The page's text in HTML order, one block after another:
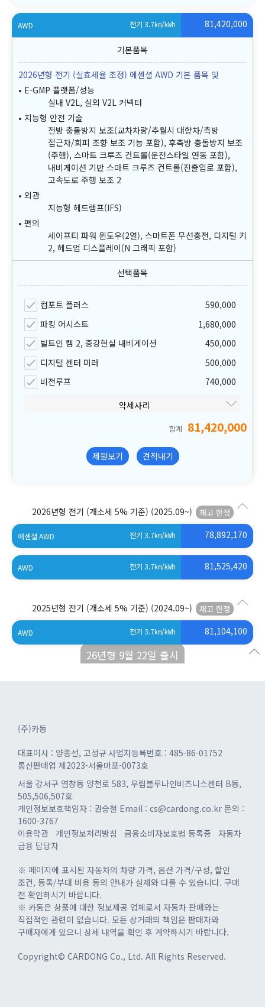
26년형 9월 22일 출시
AWD 전기 3.7㎞/㎾h 81,420,000
2026년형 전기 (실효세율 조정) 에센셜 AWD 기본 품목 및
E-GMP 플랫폼/성능
실내 V2L, 실외 V2L 커넥터
지능형 안전 기술
전방 충돌방지 보조(교차차량/추월시 대향차/측방
접근차/회피 조향 보조 기능 포함), 후측방 충돌방지 보조
(주행), 스마트 크루즈 컨트롤(운전스타일 연동 포함),
내비게이션 기반 스마트 크루즈 컨트롤(진출입로 포함),
고속도로 주행 보조 2
외관
지능형 헤드램프(IFS)
편의
세이프티 파워 윈도우(2열), 스마트폰 무선충전, 디지털 키
2, 헤드업 디스플레이(N 그래픽 포함)
컴포트 플러스
590,000
파킹 어시스트
1,680,000
빌트인 캠 2, 증강현실 내비게이션
450,000
디지털 센터 미러
500,000
비전루프
740,000
악세사리
합계 81,420,000
제원보기 견적내기
2026년형 전기 (개소세 5% 기준) (2025.09~)
에센셜 AWD 전기 3.7㎞/㎾h 78,892,170
AWD 전기 3.7㎞/㎾h 81,525,420
2025년형 전기 (개소세 5% 기준) (2024.09~)
AWD 전기 3.7㎞/㎾h 81,104,100
(주)카동
대표이사 : 양종선, 고성규 사업자등록번호 : 485-86-01752
통신판매업 제2023-서울마포-0073호
서울 강서구 염창동 양천로 583, 우림블루나인비즈니스센터 B동,
505,506,507호
개인정보보호책임자 : 권승철 Email : cs@cardong.co.kr 문의 :
1600-3767
이용약관
개인정보처리방침 금융소비자보호법 등록증
자동차
금융 담당자
※ 페이지에 표시된 자동차의 차량 가격, 옵션 가격/구성, 할인
조건, 등록/부대 비용 등의 안내가 실제와 다를 수 있습니다. 구매
전 확인하시기 바랍니다.
※ 카동은 상품에 대한 정보제공 업체로서 자동차 판매와는
직접적인 관련이 없습니다. 모든 상거래의 책임은 판매자와
구매자에게 있으니 상세 내역을 확인 후 계약하시기 바랍니다.
Copyright© CARDONG Co., Ltd. All Rights Reserved.